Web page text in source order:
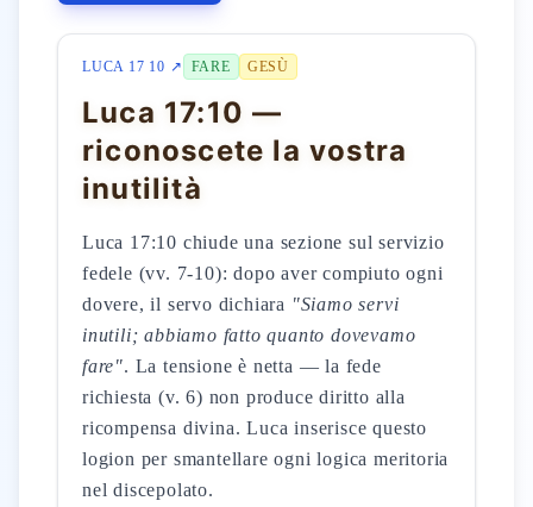
LUCA 17 10 ↗ FARE GESÙ
Luca 17:10 —
riconoscete la vostra
inutilità
Luca 17:10 chiude una sezione sul servizio
fedele (vv. 7-10): dopo aver compiuto ogni
dovere, il servo dichiara "Siamo servi
inutili; abbiamo fatto quanto dovevamo
fare". La tensione è netta — la fede
richiesta (v. 6) non produce diritto alla
ricompensa divina. Luca inserisce questo
logion per smantellare ogni logica meritoria
nel discepolato.